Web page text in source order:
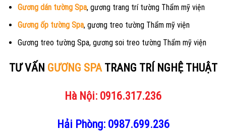
Gương dán tường Spa, gương trang trí tường Thẩm mỹ viện
Gương ốp tường Spa, gương treo tường Thẩm mỹ viện
Gương treo tường Spa, gương soi treo tường Thẩm mỹ viện
TƯ VẤN GƯƠNG SPATRANG TRÍ NGHỆ THUẬT
Hà Nội: 0916.317.236
Hải Phòng: 0987.699.236